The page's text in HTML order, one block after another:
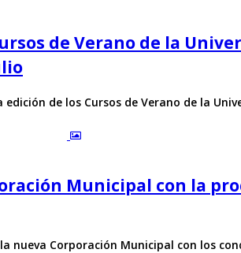
de Verano de la
de los Cursos de Verano de la
Municipal con la
nueva Corporación Municipal con los